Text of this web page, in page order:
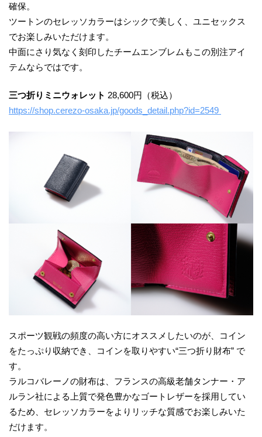
確保。
ツートンのセレッソカラーはシックで美しく、ユニセックス
でお楽しみいただけます。
中⾯にさり気なく刻印したチームエンブレムもこの別注アイ
テムならではです。
三つ折りミニウォレット 28,600円（税込）
https://shop.cerezo-osaka.jp/goods_detail.php?id=2549
スポーツ観戦の頻度の⾼い⽅にオススメしたいのが、コイン
をたっぷり収納でき、コインを取りやすい“三つ折り財布” で
す。
ラルコバレーノの財布は、フランスの⾼級⽼舗タンナー・ア
ルラン社による上質で発⾊豊かなゴートレザーを採⽤してい
るため、セレッソカラーをよりリッチな質感でお楽しみいた
だけます。